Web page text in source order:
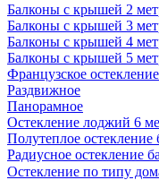
Балконы с крышей 2
Балконы с крышей 3
Балконы с крышей 4
Балконы с крышей 5
Французское остекление
Раздвижное
Панорамное
Остекление лоджий 6
Полутеплое остекление
Радиусное остекление
Остекление по типу